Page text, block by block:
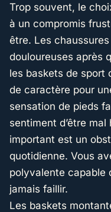
Trop souvent, le
à un compromis
être. Les
douloureuses après
les baskets de sport
de caractère pour
sensation de pieds
sentiment d’être mal
important est un
quotidienne. Vous
polyvalente capable
jamais faillir.
Les baskets